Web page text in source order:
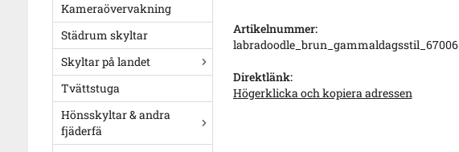
Kameraövervakning
Städrum skyltar
Skyltar på landet
Tvättstuga
Hönsskyltar & andra
fjäderfä
Artikelnummer:
labradoodle_brun_gammaldagsstil_67006
Direktlänk:
Högerklicka och kopiera adressen